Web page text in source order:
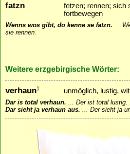
fatzn
fetzen; rennen; sich
fortbewegen
Wenns wos gibt, do kenne se fatzn. ...
sie rennen.
Weitere erzgebirgische Wörter:
verhaun1 unmöglich, lustig,
Dar is total verhaun. ... Der ist total lustig.
Dar sieht ja verhaun aus. ... Der sieht ja